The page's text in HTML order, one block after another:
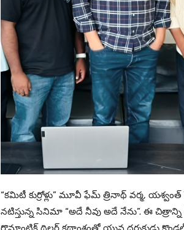
“కమిటీ కుర్రోళ్లు” మూవీ ఫేమ్ త్రినాథ్ వర్మ,
నటిస్తున్న సినిమా “అదే నీవు అదే నేను”. ఈ చిత్రాన్ని